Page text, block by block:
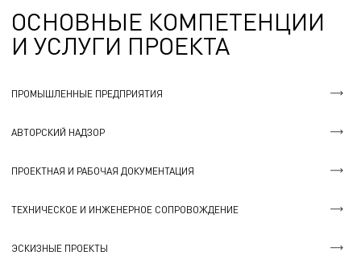
ОСНОВНЫЕ КОМПЕТЕНЦИИ
И УСЛУГИ ПРОЕКТА
ПРОМЫШЛЕННЫЕ ПРЕДПРИЯТИЯ
АВТОРСКИЙ НАДЗОР
ПРОЕКТНАЯ И РАБОЧАЯ ДОКУМЕНТАЦИЯ
ТЕХНИЧЕСКОЕ И ИНЖЕНЕРНОЕ СОПРОВОЖДЕНИЕ
ЭСКИЗНЫЕ ПРОЕКТЫ